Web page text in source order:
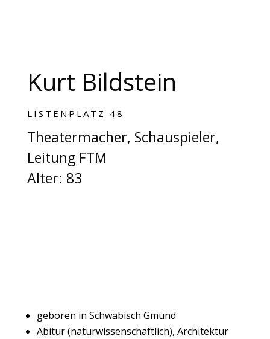
Kurt Bildstein
LISTENPLATZ 48
Theatermacher, Schauspieler,
Leitung FTM
Alter: 83
geboren in Schwäbisch Gmünd
Abitur (naturwissenschaftlich), Architektur